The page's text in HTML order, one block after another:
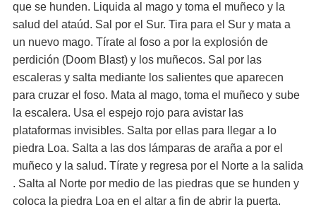
que se hunden. Liquida al mago y toma el muñeco y la
salud del ataúd. Sal por el Sur. Tira para el Sur y mata a
un nuevo mago. Tírate al foso a por la explosión de
perdición (Doom Blast) y los muñecos. Sal por las
escaleras y salta mediante los salientes que aparecen
para cruzar el foso. Mata al mago, toma el muñeco y sube
la escalera. Usa el espejo rojo para avistar las
plataformas invisibles. Salta por ellas para llegar a lo
piedra Loa. Salta a las dos lámparas de araña a por el
muñeco y la salud. Tírate y regresa por el Norte a la salida
. Salta al Norte por medio de las piedras que se hunden y
coloca la piedra Loa en el altar a fin de abrir la puerta.